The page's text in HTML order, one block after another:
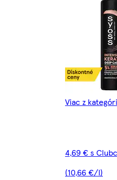
Viac z
4,69 € s
(10,66 €/l)